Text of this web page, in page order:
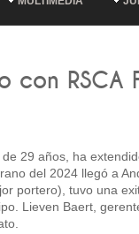
con RSCA
29 años, ha
del 2024 llegó a
portero), tuvo una
Lieven Baert,